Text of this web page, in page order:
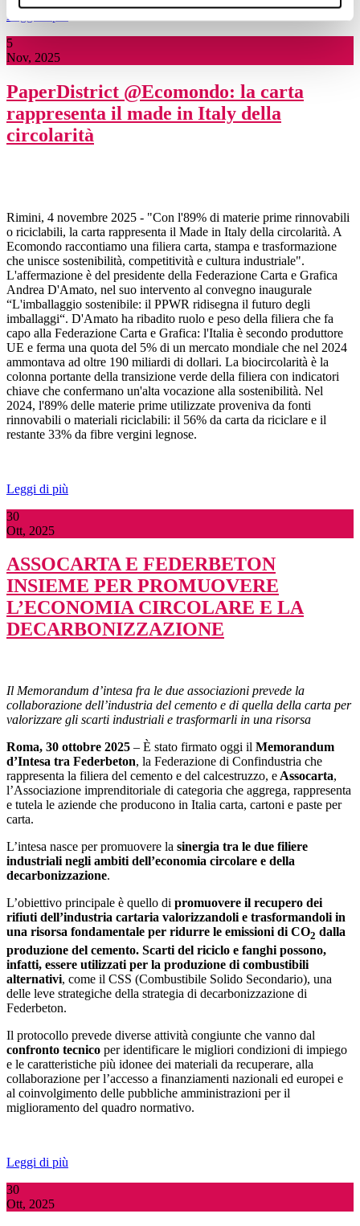
Leggi di più
5
Nov, 2025
PaperDistrict @Ecomondo: la carta
rappresenta il made in Italy della
circolarità
Rimini, 4 novembre 2025 - "Con l'89% di materie prime rinnovabili
o riciclabili, la carta rappresenta il Made in Italy della circolarità. A
Ecomondo raccontiamo una filiera carta, stampa e trasformazione
che unisce sostenibilità, competitività e cultura industriale".
L'affermazione è del presidente della Federazione Carta e Grafica
Andrea D'Amato, nel suo intervento al convegno inaugurale
“L'imballaggio sostenibile: il PPWR ridisegna il futuro degli
imballaggi“. D'Amato ha ribadito ruolo e peso della filiera che fa
capo alla Federazione Carta e Grafica: l'Italia è secondo produttore
UE e ferma una quota del 5% di un mercato mondiale che nel 2024
ammontava ad oltre 190 miliardi di dollari. La biocircolarità è la
colonna portante della transizione verde della filiera con indicatori
chiave che confermano un'alta vocazione alla sostenibilità. Nel
2024, l'89% delle materie prime utilizzate proveniva da fonti
rinnovabili o materiali riciclabili: il 56% da carta da riciclare e il
restante 33% da fibre vergini legnose.
Leggi di più
30
Ott, 2025
ASSOCARTA E FEDERBETON
INSIEME PER PROMUOVERE
L’ECONOMIA CIRCOLARE E LA
DECARBONIZZAZIONE
Il Memorandum d’intesa fra le due associazioni prevede la
collaborazione dell’industria del cemento e di quella della carta per
valorizzare gli scarti industriali e trasformarli in una risorsa
Roma, 30 ottobre 2025 – È stato firmato oggi il Memorandum
d’Intesa tra Federbeton, la Federazione di Confindustria che
rappresenta la filiera del cemento e del calcestruzzo, e Assocarta,
l’Associazione imprenditoriale di categoria che aggrega, rappresenta
e tutela le aziende che producono in Italia carta, cartoni e paste per
carta.
L’intesa nasce per promuovere la sinergia tra le due filiere
industriali negli ambiti dell’economia circolare e della
decarbonizzazione.
L’obiettivo principale è quello di promuovere il recupero dei
rifiuti dell’industria cartaria valorizzandoli e trasformandoli in
una risorsa fondamentale per ridurre le emissioni di CO2 dalla
produzione del cemento. Scarti del riciclo e fanghi possono,
infatti, essere utilizzati per la produzione di combustibili
alternativi, come il CSS (Combustibile Solido Secondario), una
delle leve strategiche della strategia di decarbonizzazione di
Federbeton.
Il protocollo prevede diverse attività congiunte che vanno dal
confronto tecnico per identificare le migliori condizioni di impiego
e le caratteristiche più idonee dei materiali da recuperare, alla
collaborazione per l’accesso a finanziamenti nazionali ed europei e
al coinvolgimento delle pubbliche amministrazioni per il
miglioramento del quadro normativo.
Leggi di più
30
Ott, 2025